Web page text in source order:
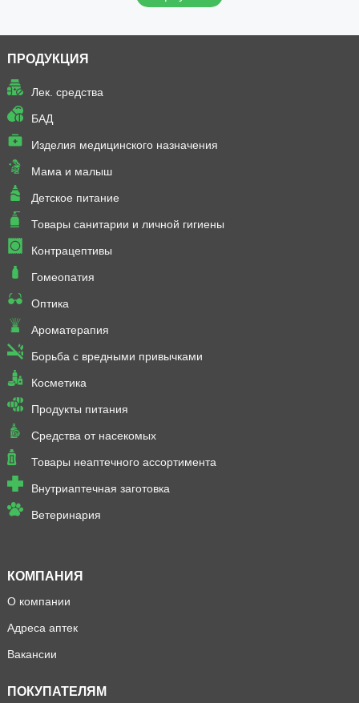
ПРОДУКЦИЯ
Лек. средства
БАД
Изделия медицинского назначения
Мама и малыш
Детское питание
Товары санитарии и личной гигиены
Контрацептивы
Гомеопатия
Оптика
Ароматерапия
Борьба с вредными привычками
Косметика
Продукты питания
Средства от насекомых
Товары неаптечного ассортимента
Внутриаптечная заготовка
Ветеринария
КОМПАНИЯ
О компании
Адреса аптек
Вакансии
ПОКУПАТЕЛЯМ